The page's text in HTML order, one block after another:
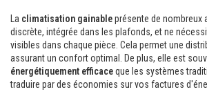
La climatisation gainableprésente de nombreux
discrète, intégrée dans les plafonds, et ne
visibles dans chaque pièce. Cela permet une
assurant un confort optimal. De plus, elle est
énergétiquement efficaceque les systèmes
traduire par des économies sur vos factures